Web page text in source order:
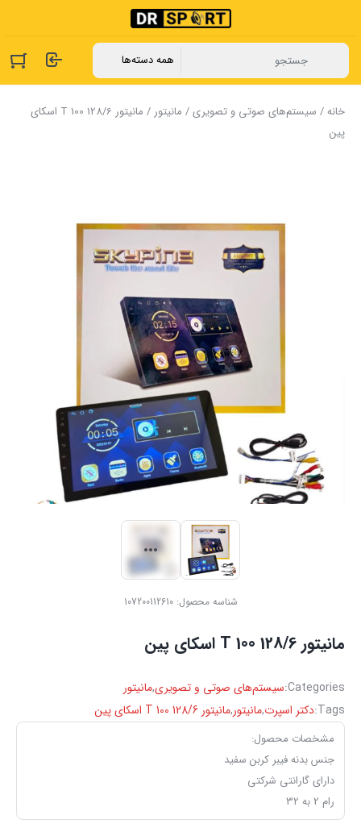
خانه/ سیستم‌های صوتی و تصویری/ مانیتور
/ مانیتور T 100 128/6 اسکای
پین
شناسه محصول:107200112610
مانیتور T 100 128/6 اسکای پین
Categories: سیستم‌های صوتی و تصویری,مانیتور
Tags: دکتر اسپرت,مانیتور,مانیتور T 100 128/6 اسکای پین
مشخصات محصول:
جنس بدنه فیبر کربن سفید
دارای گارانتی شرکتی
رام 2 به 32